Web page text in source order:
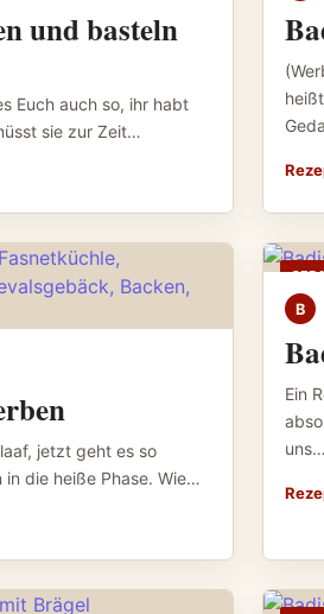
und basteln
Euch auch so, ihr habt
sie zur Zeit…
jetzt geht es so
die heiße Phase. Wie…
B
Ein
uns…